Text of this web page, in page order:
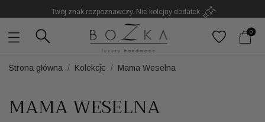
+48 609 801 724
Ozdoby do włosów, które podkręcają stylizację
Powstają w Polsce z dużym udziałem pracy ręcznej
Twój znak rozpoznawczy. Nie kolejny dodatek
0
Strona główna Kolekcje Mama Weselna
MAMA WESELNA